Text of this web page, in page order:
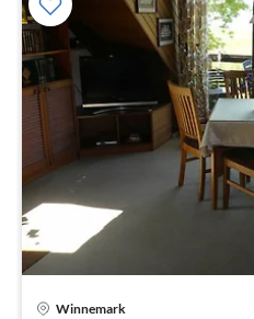
Winnemark